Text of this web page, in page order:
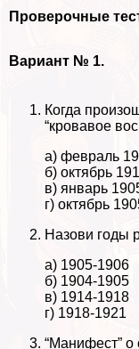
Проверочные
Вариант № 1.
Когда
“кровавое
а) февраль
б) октябрь
в) январь
г) октябрь
Назови годы
а) 1905-1906
б) 1904-1905
в) 1914-1918
г) 1918-1921
“Манифест”